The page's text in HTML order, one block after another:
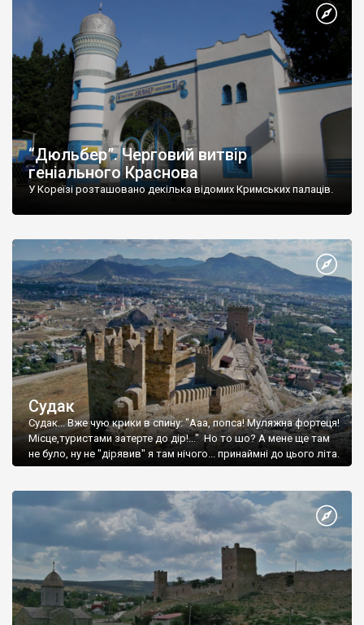
“Дюльбер”. Черговий витвір
геніального Краснова
У Кореїзі розташовано декілька відомих Кримських палаців.
Судак
Судак... Вже чую крики в спину: "Ааа, попса! Муляжна фортеця!
Місце,туристами затерте до дір!..." Но то шо? А мене ще там
не було, ну не "дірявив" я там нічого... принаймні до цього літа.